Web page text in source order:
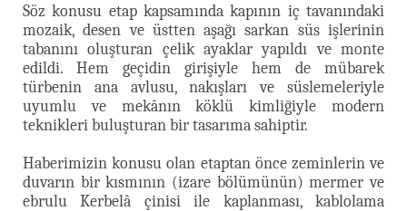
Söz konusu etap kapsamında kapının iç tavanındaki
mozaik, desen ve üstten aşağı sarkan süs işlerinin
tabanını oluşturan çelik ayaklar yapıldı ve monte
edildi. Hem geçidin girişiyle hem de mübarek
türbenin ana avlusu, nakışları ve süslemeleriyle
uyumlu ve mekânın köklü kimliğiyle modern
teknikleri buluşturan bir tasarıma sahiptir.
Haberimizin konusu olan etaptan önce zeminlerin ve
duvarın bir kısmının (izare bölümünün) mermer ve
ebrulu Kerbelâ çinisi ile kaplanması, kablolama